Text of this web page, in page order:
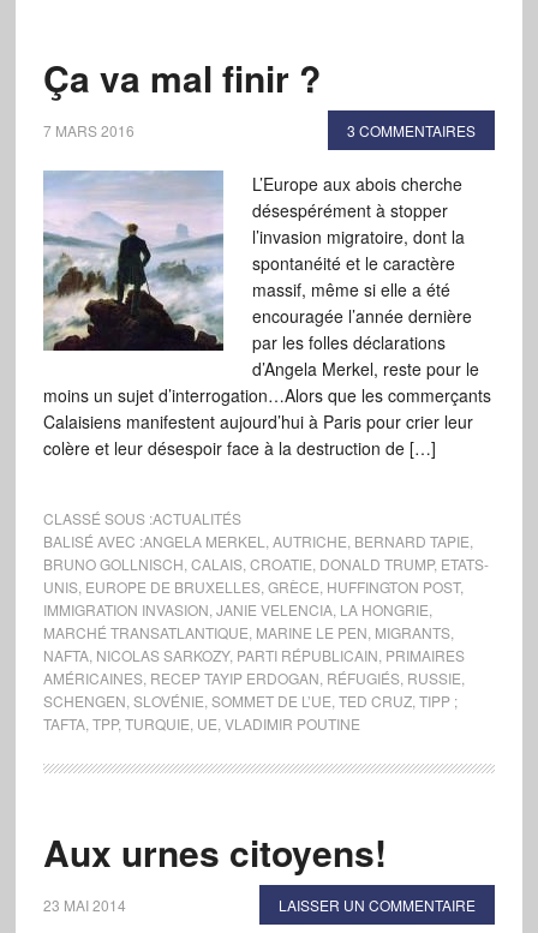
Ça va mal finir ?
7 MARS 2016 3 COMMENTAIRES
L’Europe aux abois cherche
désespérément à stopper
l’invasion migratoire, dont la
spontanéité et le caractère
massif, même si elle a été
encouragée l’année dernière
par les folles déclarations
d’Angela Merkel, reste pour le
moins un sujet d’interrogation…Alors que les commerçants
Calaisiens manifestent aujourd’hui à Paris pour crier leur
colère et leur désespoir face à la destruction de […]
CLASSÉ SOUS :ACTUALITÉS
BALISÉ AVEC :ANGELA MERKEL AUTRICHE BERNARD TAPIE
BRUNO GOLLNISCH CALAIS, CROATIE DONALD TRUMP, ETATS-
UNIS, EUROPE DE BRUXELLES, GRÈCE HUFFINGTON POST,
IMMIGRATION INVASION JANIE VELENCIA, LA HONGRIE
MARCHÉ TRANSATLANTIQUE MARINE LE PEN MIGRANTS,
NAFTA, NICOLAS SARKOZY, PARTI RÉPUBLICAIN PRIMAIRES
AMÉRICAINES, RECEP TAYIP ERDOGAN RÉFUGIÉS, RUSSIE
SCHENGEN SLOVÉNIE SOMMET DE L’UE TED CRUZ, TIPP ;
TAFTA, TPP, TURQUIE UE VLADIMIR POUTINE
Aux urnes citoyens!
23 MAI 2014 LAISSER UN COMMENTAIRE